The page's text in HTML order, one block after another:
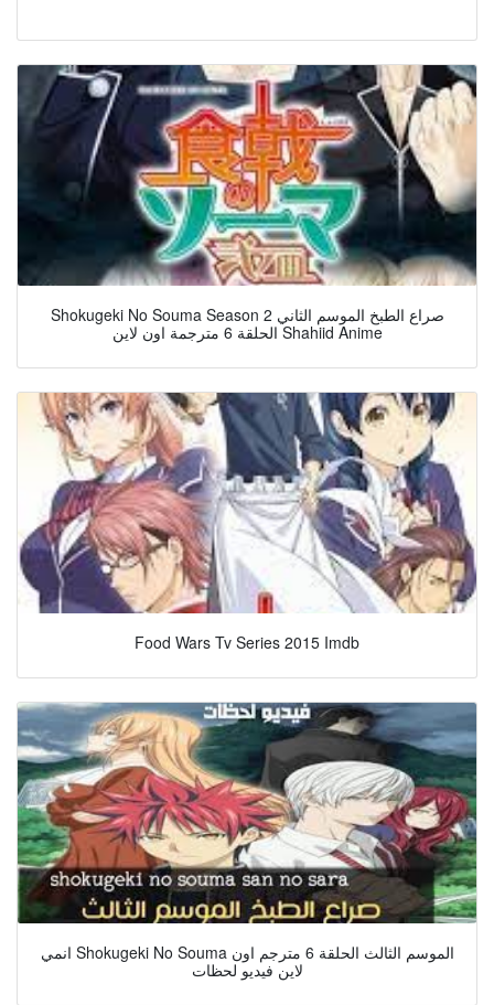
Shokugeki No Souma Season 2 صراع الطبخ الموسم الثاني
الحلقة 6 مترجمة اون لاين Shahiid Anime
Food Wars Tv Series 2015 Imdb
انمي Shokugeki No Souma الموسم الثالث الحلقة 6 مترجم اون
لاين فيديو لحظات